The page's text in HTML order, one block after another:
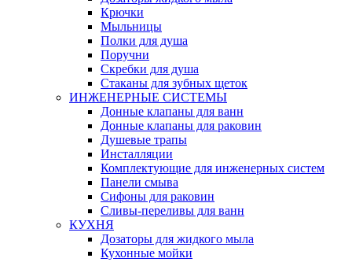
Крючки
Мыльницы
Полки для душа
Поручни
Скребки для душа
Стаканы для зубных щеток
ИНЖЕНЕРНЫЕ СИСТЕМЫ
Донные клапаны для ванн
Донные клапаны для раковин
Душевые трапы
Инсталляции
Комплектующие для инженерных систем
Панели смыва
Сифоны для раковин
Сливы-переливы для ванн
КУХНЯ
Дозаторы для жидкого мыла
Кухонные мойки